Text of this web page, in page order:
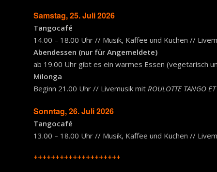
Samstag, 25. Juli 2026
Tangocafé
14.00 – 18.00 Uhr // Musik, Kaffee und Kuchen //
Abendessen (nur für Angemeldete)
ab 19.00 Uhr gibt es ein warmes Essen (vegetarisch
Milonga
Beginn 21.00 Uhr // Livemusik mit ROULOTTE TANGO
Sonntag, 26. Juli 2026
Tangocafé
13.00 – 18.00 Uhr // Musik, Kaffee und Kuchen //
++++++++++++++++++++